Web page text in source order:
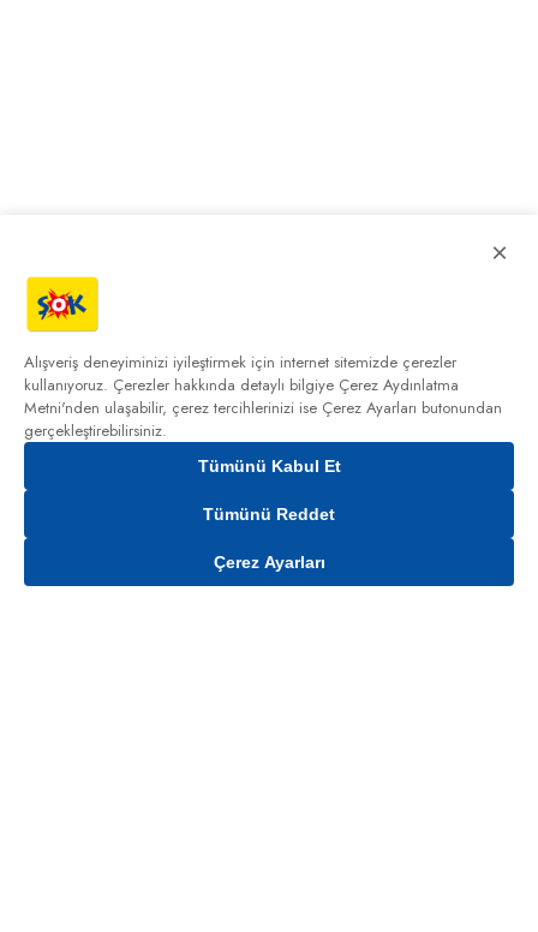
Gelince Haber Ver
×
Alışveriş deneyiminizi iyileştirmek için internet sitemizde çerezler
kullanıyoruz. Çerezler hakkında detaylı bilgiye Çerez Aydınlatma
Metni'nden ulaşabilir, çerez tercihlerinizi ise Çerez Ayarları butonundan
gerçekleştirebilirsiniz.
Tümünü Kabul Et
Tümünü Reddet
Çerez Ayarları